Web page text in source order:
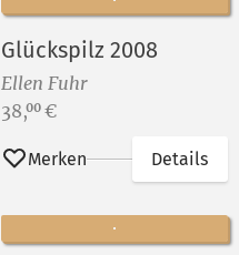
Glückspilz 2008
Ellen Fuhr
Preis:
38,00 €
Merken Details